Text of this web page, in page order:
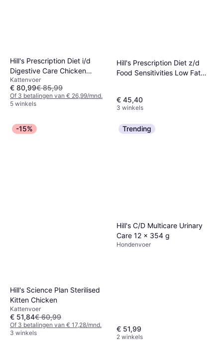
Hill's Prescription Diet i/d
Digestive Care Chicken
2x8kg
Kattenvoer
€ 80,99€ 85,99
Of 3 betalingen van € 26,99/mnd.
5 winkels
Hill's Prescription Diet z/d
Food Sensitivities Low Fat
€ 45,40
3 winkels
-15%
Hill's Science Plan Sterilised
Kitten Chicken
Kattenvoer
€ 51,84€ 60,99
Of 3 betalingen van € 17,28/mnd.
3 winkels
Trending
Hill's C/D Multicare Urinary
Care 12 x 354 g
Hondenvoer
€ 51,99
2 winkels